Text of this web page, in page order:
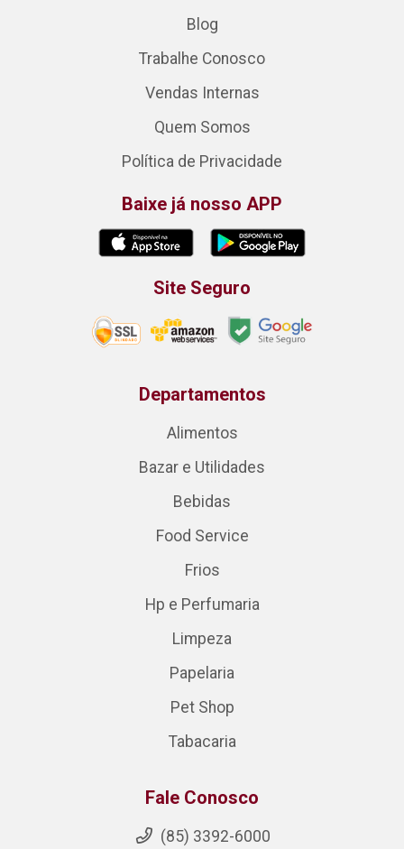
Blog
Trabalhe Conosco
Vendas Internas
Quem Somos
Política de Privacidade
Baixe já nosso APP
Site Seguro
Departamentos
Alimentos
Bazar e Utilidades
Bebidas
Food Service
Frios
Hp e Perfumaria
Limpeza
Papelaria
Pet Shop
Tabacaria
Fale Conosco
(85) 3392-6000